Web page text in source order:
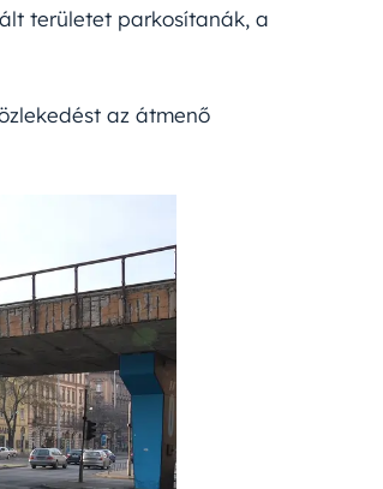
területet parkosítanák, a
az átmenő